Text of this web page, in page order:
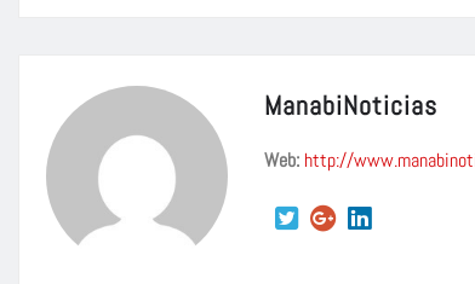
ManabiNoticias
Web: http://